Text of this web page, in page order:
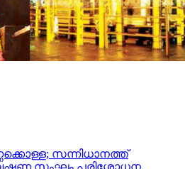
സന്നിധാനത്ത്
സംഘം പരിശോധന